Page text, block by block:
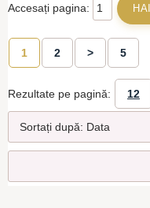
Accesați pagina:
1 2 > 5
Rezultate pe pagină: 12